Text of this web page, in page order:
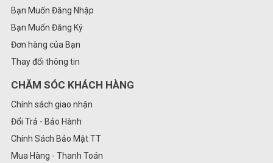
Bạn Muốn Đăng Nhập
Bạn Muốn Đăng Ký
Đơn hàng của Bạn
Thay đổi thông tin
CHĂM SÓC KHÁCH HÀNG
Chính sách giao nhận
Đổi Trả - Bảo Hành
Chính Sách Bảo Mật TT
Mua Hàng - Thanh Toán